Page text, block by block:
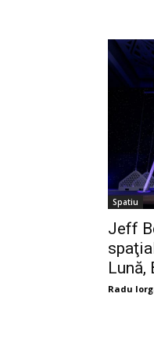
Spatiu
Jeff
Lună,
Radu